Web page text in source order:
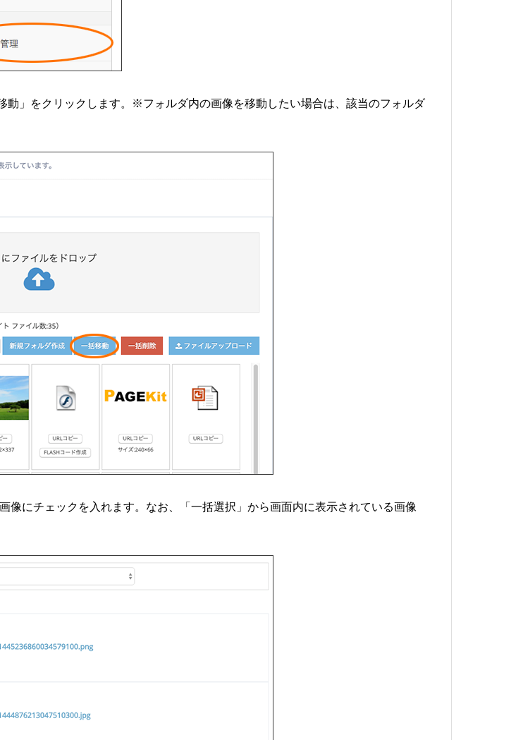
動」をクリックします。※フォルダ内の画像を移動したい場合は、該当のフォルダ
像にチェックを入れます。なお、「一括選択」から画面内に表示されている画像